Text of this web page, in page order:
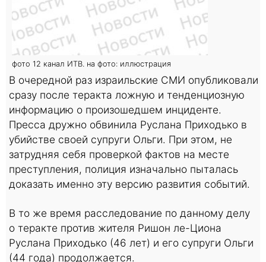
фото 12 канал ИТВ. на фото: иллюстрация
В очередной раз израильские СМИ опубликовали
сразу после теракта ложную и тенденциозную
информацию о произошедшем инциденте.
Пресса дружно обвинила Руслана Приходько в
убийстве своей супруги Ольги. При этом, не
затрудняя себя проверкой фактов на месте
преступления, полиция изначально пыталась
доказать именно эту версию развития событий.
В то же время расследование по данному делу
о теракте против жителя Ришон ле-Циона
Руслана Приходько (46 лет) и его супруги Ольги
(44 года) продолжается.